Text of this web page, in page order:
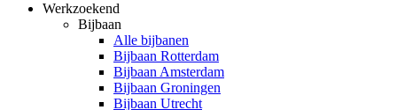
Werkzoekend
Bijbaan
Alle bijbanen
Bijbaan Rotterdam
Bijbaan Amsterdam
Bijbaan Groningen
Bijbaan Utrecht